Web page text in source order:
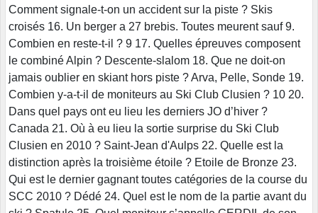
Comment signale-t-on un accident sur la piste ? Skis
croisés 16. Un berger a 27 brebis. Toutes meurent sauf 9.
Combien en reste-t-il ? 9 17. Quelles épreuves composent
le combiné Alpin ? Descente-slalom 18. Que ne doit-on
jamais oublier en skiant hors piste ? Arva, Pelle, Sonde 19.
Combien y-a-t-il de moniteurs au Ski Club Clusien ? 10 20.
Dans quel pays ont eu lieu les derniers JO d’hiver ?
Canada 21. Où à eu lieu la sortie surprise du Ski Club
Clusien en 2010 ? Saint-Jean d'Aulps 22. Quelle est la
distinction après la troisième étoile ? Etoile de Bronze 23.
Qui est le dernier gagnant toutes catégories de la course du
SCC 2010 ? Dédé 24. Quel est le nom de la partie avant du